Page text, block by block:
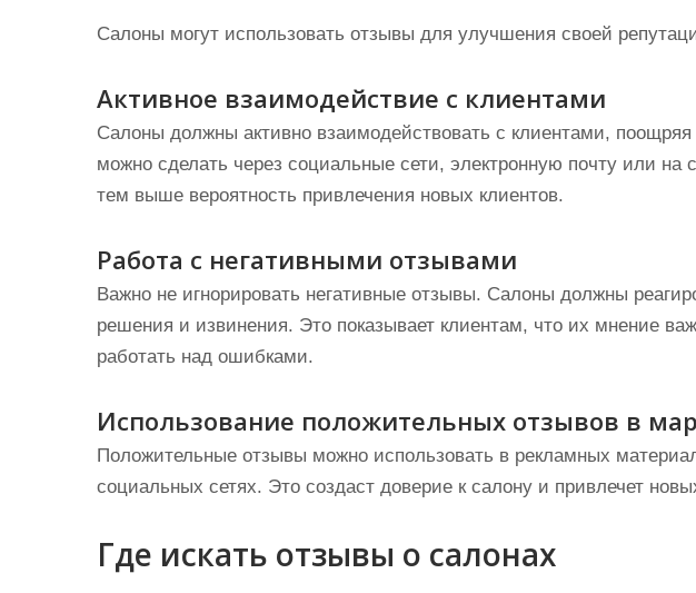
Салоны могут использовать отзывы для улучшения своей
Активное взаимодействие с клиентами
Салоны должны активно взаимодействовать с клиентами,
можно сделать через социальные сети, электронную почту или
тем выше вероятность привлечения новых клиентов.
Работа с негативными отзывами
Важно не игнорировать негативные отзывы. Салоны должны
решения и извинения. Это показывает клиентам, что их мнение
работать над ошибками.
Использование положительных отзывов в
Положительные отзывы можно использовать в рекламных
социальных сетях. Это создаст доверие к салону и привлечет
Где искать отзывы о салонах